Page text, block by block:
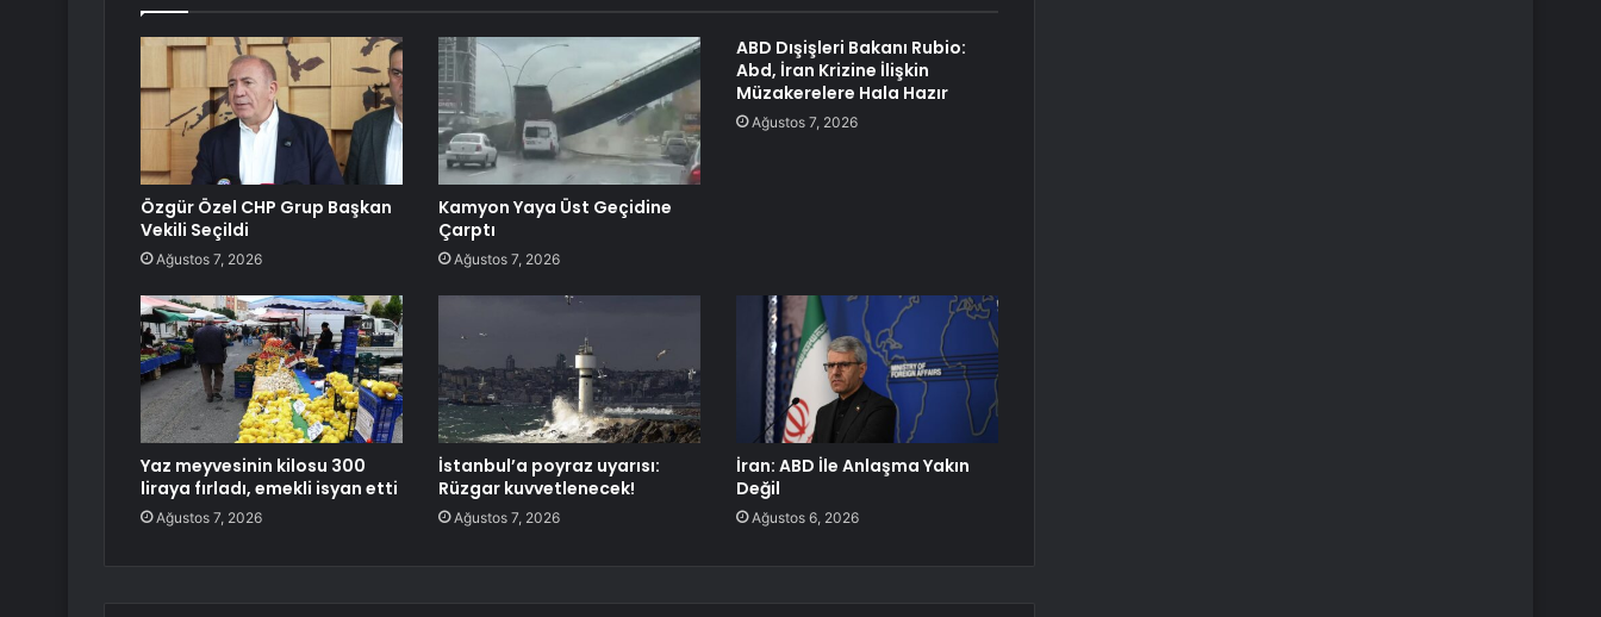
Özgür Özel CHP Grup Başkan
Vekili Seçildi
Ağustos 7, 2026
Kamyon Yaya Üst Geçidine
Çarptı
Ağustos 7, 2026
ABD Dışişleri Bakanı Rubio:
Abd, İran Krizine İlişkin
Müzakerelere Hala Hazır
Ağustos 7, 2026
Yaz meyvesinin kilosu 300
liraya fırladı, emekli isyan etti
Ağustos 7, 2026
İstanbul’a poyraz uyarısı:
Rüzgar kuvvetlenecek!
Ağustos 7, 2026
İran: ABD İle Anlaşma Yakın
Değil
Ağustos 6, 2026